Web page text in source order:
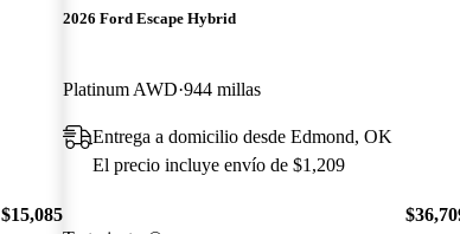
$15,085
2026 Ford Escape Hybrid
Platinum AWD 944 millas
Entrega a domicilio desde Edmond, OK
El precio incluye envío de $1,209